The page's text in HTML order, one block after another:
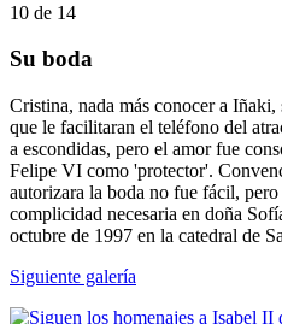
10 de 14
Su boda
Cristina, nada más conocer a
que le facilitaran el teléfono del
a escondidas, pero el amor fue
Felipe VI como 'protector'.
autorizara la boda no fue fácil,
complicidad necesaria en doña
octubre de 1997 en la catedral de
Siguiente galería